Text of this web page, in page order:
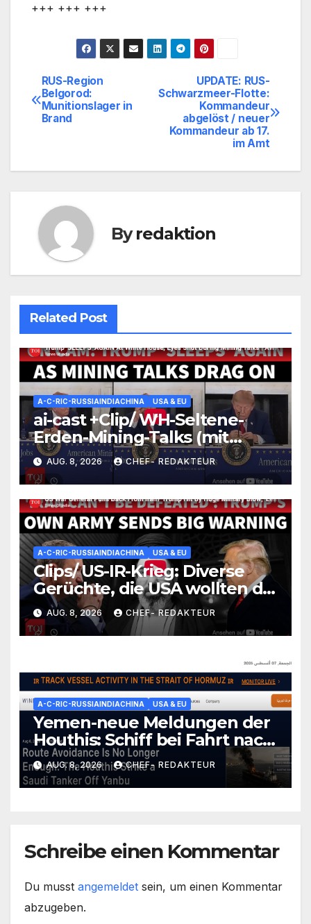
+++ +++ +++
BeitragsnavigationUPDATE: RUS-
Schwarzmeer-Flotte:
Kommandeur
abgelöst / neuer
Kommandeur ab 17.
im Amt
RUS-Region
Belgorod:
Munitionslager in
Brand
Byredaktion
Related Post
A-C-RIC-RUSSIAINDIACHINA USA & EU
ai-cast +Clip/ WH-Seltene-
Erden-Mining-Talks (mit
Processing-Thema): wirkliche
REE-5n+-Problemzone nicht
erfasst/ Trump nickt ein (und
versäumt nichts)
AUG. 8, 2026 CHEF- REDAKTEUR
A-C-RIC-RUSSIAINDIACHINA USA & EU
Clips/ US-IR-Krieg: Diverse
Gerüchte, die USA wollten die
Lage irgendwie einfrieren
(wüssten aber nicht wie)/
+mehr
AUG. 8, 2026 CHEF- REDAKTEUR
A-C-RIC-RUSSIAINDIACHINA USA & EU
Yemen-neue Meldungen der
Houthis: Schiff bei Fahrt nach
Saudi-Yanbu-Angegriffen/
+mehr
AUG. 8, 2026 CHEF- REDAKTEUR
Schreibe einen Kommentar
Du musst angemeldet sein, um einen Kommentar
abzugeben.